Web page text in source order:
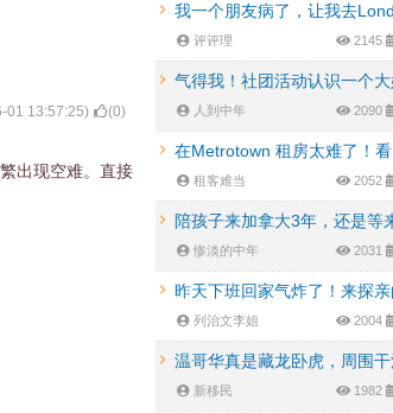
01 13:57:25) (0)
出现空难。直接
我一个朋友病了，让我去
评评理 2145
气得我！社团活动认识一个大
人到中年 2090
在Metrotown 租房太难了！看
租客难当 2052
陪孩子来加拿大3年，还是等
惨淡的中年 2031
昨天下班回家气炸了！来探亲
列治文李姐 2004
温哥华真是藏龙卧虎，周围干
新移民 1982